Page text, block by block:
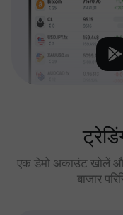
एक डेमो अकाउंट खोलें और
बाजार